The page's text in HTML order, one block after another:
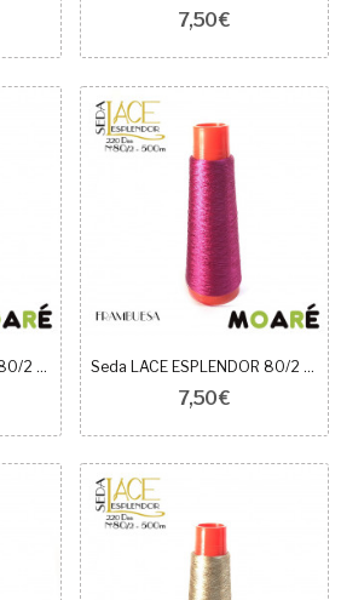
7,50 €
Seda LACE ESPLENDOR 80/2 VINO Seda LACE ESPLENDOR 80/2 FRAMBUESA
7,50 €